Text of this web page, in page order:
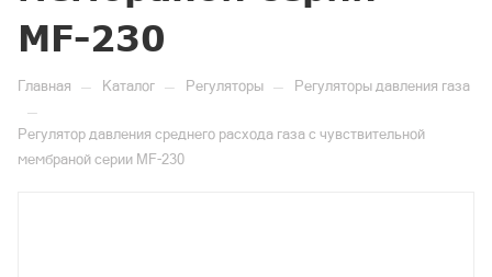
MF-230
Главная — Каталог — Регуляторы — Регуляторы давления газа
—
Регулятор давления среднего расхода газа с чувствительной
мембраной серии MF-230